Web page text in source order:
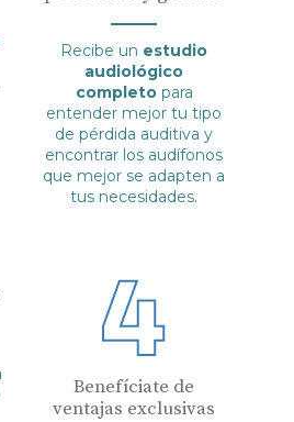
Recibe un estudio
audiológico
completopara
entender mejor tu tipo
de pérdida auditiva y
encontrar los audífonos
que mejor se adapten a
tus necesidades.
Benefíciate de
ventajas exclusivas